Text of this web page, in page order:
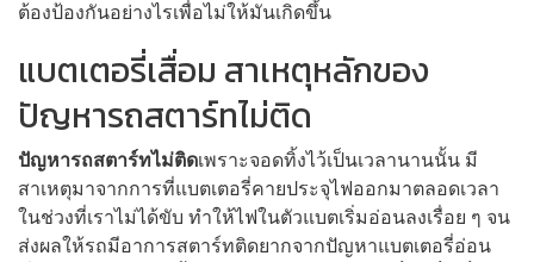
ต้องป้องกันอย่างไรเพื่อไม่ให้มันเกิดขึ้น
แบตเตอรี่เสื่อม สาเหตุหลักของ
ปัญหารถสตาร์ทไม่ติด
ปัญหารถสตาร์ทไม่ติดเพราะจอดทิ้งไว้เป็นเวลานานนั้น มี
สาเหตุมาจากการที่แบตเตอรี่คายประจุไฟออกมาตลอดเวลา
ในช่วงที่เราไม่ได้ขับ ทำให้ไฟในตัวแบตเริ่มอ่อนลงเรื่อย ๆ จน
ส่งผลให้รถมีอาการสตาร์ทติดยากจากปัญหาแบตเตอรี่อ่อน